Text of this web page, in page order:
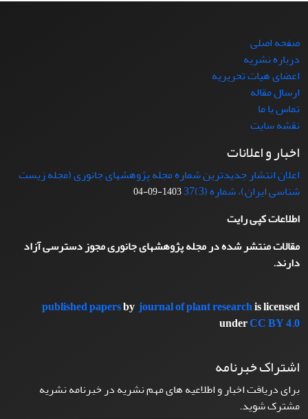
صفحه اصلی
درباره نشریه
اعضای هیات تحریریه
ارسال مقاله
تماس با ما
نقشه سایت
اخبار و اعلانات
اعلان انتشار جدیدترین شماره مجله پژوهشهای جانوری (مجله زیست
شناسی ایران)، شماره (3)37
1403-09-04
اطلاعات کپی رایت
مقالات منتشر شده در مجله پژوهشهای جانوری مجوز دسترسی آزاد
دارند.
published papersbyjournal of plant researchis licensed
underCC BY 4.0
اشتراک خبرنامه
برای دریافت اخبار و اطلاعیه های مهم نشریه در خبرنامه نشریه
مشترک شوید.